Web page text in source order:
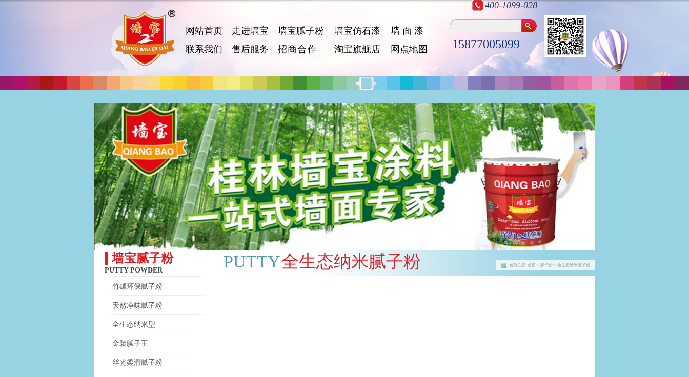
网站首页 走进墙宝 墙宝腻子粉 墙宝仿石漆
墙 面 漆
联系我们
售后服务 招 商 合 作 淘宝旗舰店 网点地图
400-1099-028
15877005099
墙宝腻子粉
PUTTY POWDER
竹碳环保腻子粉
天然净味腻子粉
全生态纳米型
金装腻子王
丝光柔滑腻子粉
PUTTY全生态纳米腻子粉 当前位置: 首页> 腻子粉 > 全生态纳米腻子粉